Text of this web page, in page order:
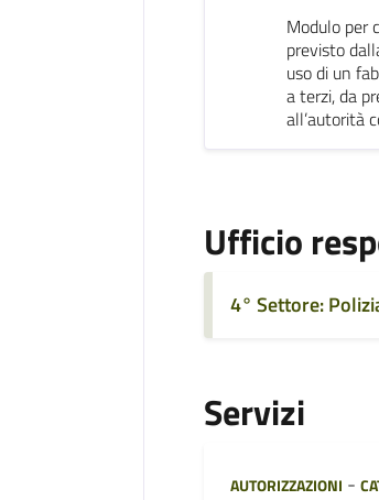
Modulo per
previsto
uso di un
a terzi, da
all’autorità
Ufficio
4° Settore:
Servizi
Categoria:
AUTORIZZAZIONI -